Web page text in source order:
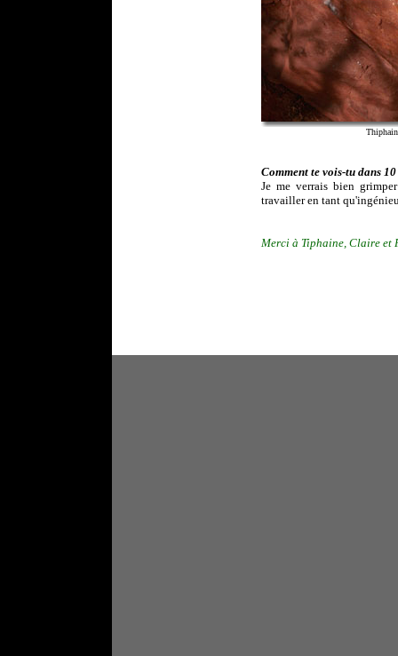
Comment te vois-tu dans 10
Je me verrais bien
travailler en tant
Merci à Tiphaine, Claire et